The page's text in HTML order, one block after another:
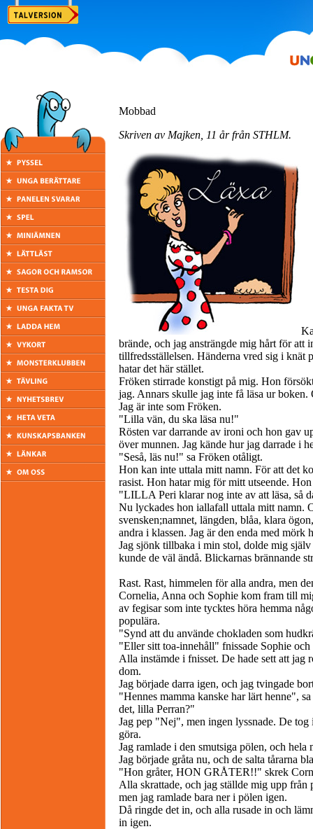
Mobbad
Skriven av Majken, 11 år från STHLM.
brände, och jag ansträngde mig hårt för att
tillfredsställelsen. Händerna vred sig i knät
hatar det här stället.
Fröken stirrade konstigt på mig. Hon
jag. Annars skulle jag inte få läsa ur
Jag är inte som Fröken.
"Lilla vän, du ska läsa nu!"
Rösten var darrande av ironi och hon gav
över munnen. Jag kände hur jag darrade i
"Seså, läs nu!" sa Fröken otåligt.
Hon kan inte uttala mitt namn. För att det
rasist. Hon hatar mig för mitt utseende.
"LILLA Peri klarar nog inte av att läsa, så
Nu lyckades hon iallafall uttala mitt namn.
svensken;namnet, längden, blåa, klara
andra i klassen. Jag är den enda med mörk
Jag sjönk tillbaka i min stol, dolde mig
kunde de väl ändå. Blickarnas brännande
Rast. Rast, himmelen för alla andra, men
Cornelia, Anna och Sophie kom fram till
av fegisar som inte tycktes höra hemma
populära.
"Synd att du använde chokladen som
"Eller sitt toa-innehåll" fnissade Sophie
Alla instämde i fnisset. De hade sett att jag
dom.
Jag började darra igen, och jag tvingade
"Hennes mamma kanske har lärt henne",
det, lilla Perran?"
Jag pep "Nej", men ingen lyssnade. De
göra.
Jag ramlade i den smutsiga pölen, och
Jag började gråta nu, och de salta tårarna
"Hon gråter, HON GRÅTER!!" skrek
Alla skrattade, och jag ställde mig upp
men jag ramlade bara ner i pölen igen.
Då ringde det in, och alla rusade in och
in igen.